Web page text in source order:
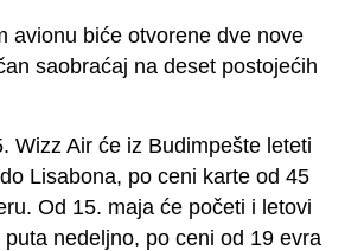
avionu biće otvorene dve nove
saobraćaj na deset postojećih
Wizz Air će iz Budimpešte leteti
Lisabona, po ceni karte od 45
Od 15. maja će početi i letovi
nedeljno, po ceni od 19 evra